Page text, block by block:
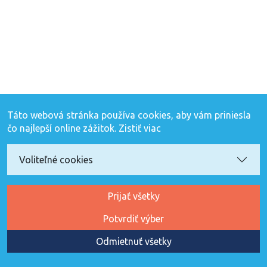
Táto webová stránka používa cookies, aby vám priniesla
čo najlepší online zážitok. Zistiť viac
Voliteľné cookies
Prijať všetky
Potvrdiť výber
Odmietnuť všetky